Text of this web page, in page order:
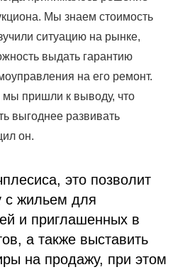
Мы знаем стоимость
ситуацию на рынке,
выдать гарантию
на его ремонт.
мы пришли к выводу, что
выгоднее развивать
он.
это позволит
с жильем для
и приглашенных в
а также выставить
на продажу, при этом